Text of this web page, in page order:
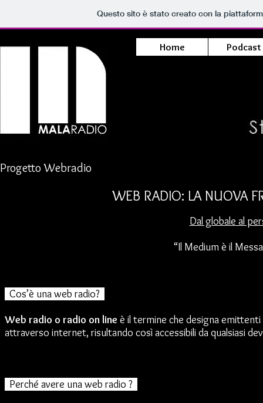
Questo sito è stato creato con la
Home Podcast
Progetto Webradio
WEB RADIO: LA NUOVA
Dal globale al
“Il Medium è il
Cos’è una web radio?
Web radio o radio on line è il termine che designa
attraverso internet, risultando così accessibili da qualsiasi
Perché avere una web radio ?